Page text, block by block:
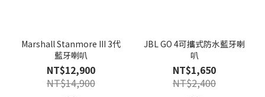
Marshall Stanmore III 3代
藍牙喇叭
NT$12,900
NT$14,900
JBL GO 4可攜式防水藍牙喇
叭
NT$1,650
NT$2,400